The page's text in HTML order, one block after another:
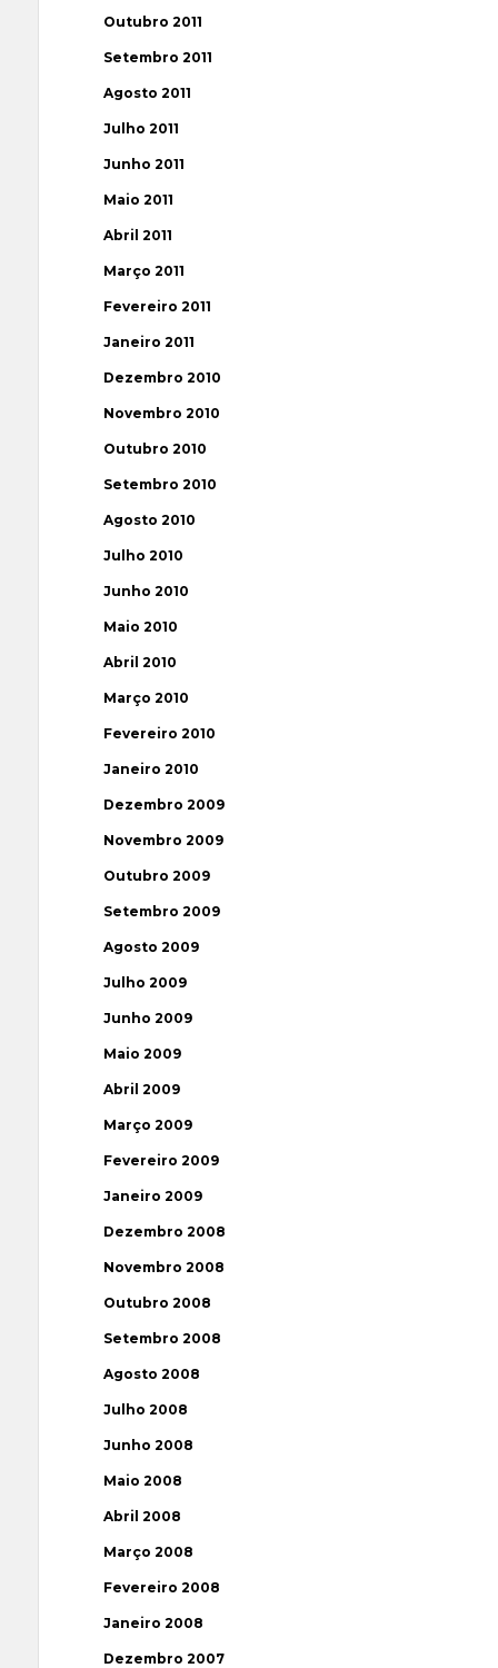
Outubro 2011
Setembro 2011
Agosto 2011
Julho 2011
Junho 2011
Maio 2011
Abril 2011
Março 2011
Fevereiro 2011
Janeiro 2011
Dezembro 2010
Novembro 2010
Outubro 2010
Setembro 2010
Agosto 2010
Julho 2010
Junho 2010
Maio 2010
Abril 2010
Março 2010
Fevereiro 2010
Janeiro 2010
Dezembro 2009
Novembro 2009
Outubro 2009
Setembro 2009
Agosto 2009
Julho 2009
Junho 2009
Maio 2009
Abril 2009
Março 2009
Fevereiro 2009
Janeiro 2009
Dezembro 2008
Novembro 2008
Outubro 2008
Setembro 2008
Agosto 2008
Julho 2008
Junho 2008
Maio 2008
Abril 2008
Março 2008
Fevereiro 2008
Janeiro 2008
Dezembro 2007